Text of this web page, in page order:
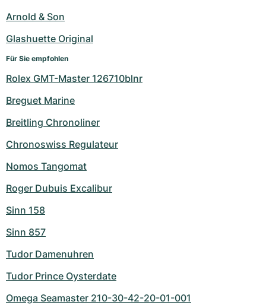
Arnold & Son
Glashuette Original
Für Sie empfohlen
Rolex GMT-Master 126710blnr
Breguet Marine
Breitling Chronoliner
Chronoswiss Regulateur
Nomos Tangomat
Roger Dubuis Excalibur
Sinn 158
Sinn 857
Tudor Damenuhren
Tudor Prince Oysterdate
Omega Seamaster 210-30-42-20-01-001